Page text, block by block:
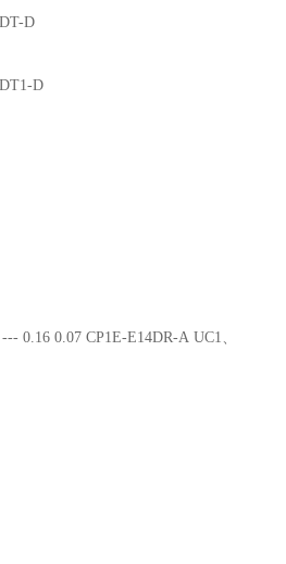
D
D
0.16 0.07 CP1E-E14DR-A UC1、